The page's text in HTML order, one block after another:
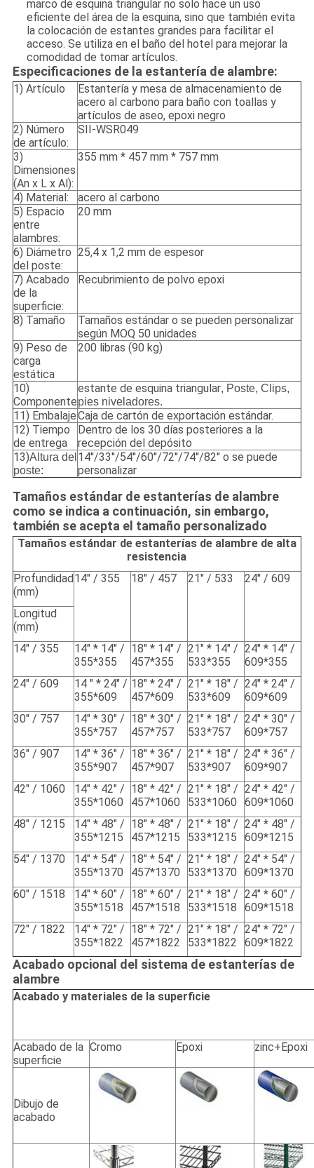
marco de esquina triangular no solo hace un uso
eficiente del área de la esquina, sino que también evita
la colocación de estantes grandes para facilitar el
acceso. Se utiliza en el baño del hotel para mejorar la
comodidad de tomar artículos.
Especificaciones de la estantería de alambre:
1) Artículo
Estantería y mesa de almacenamiento de
acero al carbono para baño con toallas y
artículos de aseo, epoxi negro
2) Número
de artículo:
SII-WSR049
3)
Dimensiones
(An x L x Al):
355 mm * 457 mm * 757 mm
4) Material:
acero al carbono
5) Espacio
entre
alambres:
20 mm
6) Diámetro
del poste:
25,4 x 1,2 mm de espesor
7) Acabado
de la
superficie:
Recubrimiento de polvo epoxi
8) Tamaño
Tamaños estándar o se pueden personalizar
según MOQ 50 unidades
9) Peso de
carga
estática
200 libras (90 kg)
10)
Componente
estante de esquina triangular, Poste, Clips,
pies niveladores.
11) EmbalajeCaja de cartón de exportación estándar.
12) Tiempo
de entrega
Dentro de los 30 días posteriores a la
recepción del depósito
13)Altura del
poste:
14''/33''/54''/60''/72''/74''/82'' o se puede
personalizar
Tamaños estándar de estanterías de alambre
como se indica a continuación, sin embargo,
también se acepta el tamaño personalizado
Tamaños estándar de estanterías de alambre de alta
resistencia
Profundidad
(mm)
14" / 355 18" / 457 21" / 533 24" / 609
Longitud
(mm)
14" / 355
14" * 14" /
355*355
18" * 14" /
457*355
21" * 14" /
533*355
24" * 14" /
609*355
24" / 609
14 " * 24" /
355*609
18" * 24" /
457*609
21" * 18" /
533*609
24" * 24" /
609*609
30" / 757
14" * 30" /
355*757
18" * 30" /
457*757
21" * 18" /
533*757
24" * 30" /
609*757
36" / 907
14" * 36" /
355*907
18" * 36" /
457*907
21" * 18" /
533*907
24" * 36" /
609*907
42" / 1060
14" * 42" /
355*1060
18" * 42" /
457*1060
21" * 18" /
533*1060
24" * 42" /
609*1060
48" / 1215
14" * 48" /
355*1215
18" * 48" /
457*1215
21" * 18" /
533*1215
24" * 48" /
609*1215
54" / 1370
14" * 54" /
355*1370
18" * 54" /
457*1370
21" * 18" /
533*1370
24" * 54" /
609*1370
60" / 1518
14" * 60" /
355*1518
18" * 60" /
457*1518
21" * 18" /
533*1518
24" * 60" /
609*1518
72" / 1822
14" * 72" /
355*1822
18" * 72" /
457*1822
21" * 18" /
533*1822
24" * 72" /
609*1822
Acabado opcional del sistema de estanterías de
alambre
Acabado y materiales de la superficie
Acabado de la
superficie
Cromo Epoxi zinc+Epoxi
Dibujo de
acabado